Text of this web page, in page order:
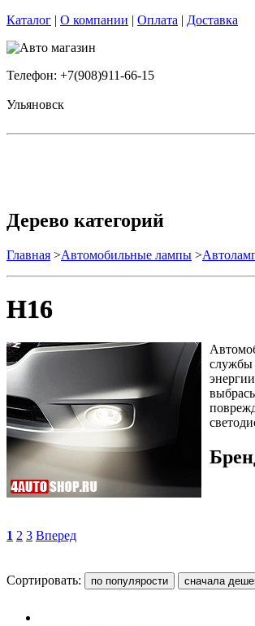
Каталог | О компании | Оплата | Доставка
Телефон: +7(908)911-66-15
Ульяновск
Дерево категорий
Главная >Автомобильные лампы >
H16
службы
1 2 3 Вперед
Сортировать: